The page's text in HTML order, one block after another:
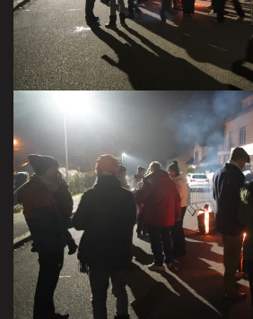
VISITER LA GALERIE